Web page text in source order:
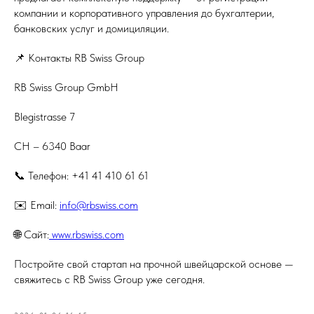
компании и корпоративного управления до бухгалтерии,
банковских услуг и домициляции.
📌 Контакты RB Swiss Group
RB Swiss Group GmbH
Blegistrasse 7
CH – 6340 Baar
📞 Телефон: +41 41 410 61 61
✉️ Email: info@rbswiss.com
🌐 Сайт: www.rbswiss.com
Постройте свой стартап на прочной швейцарской основе —
свяжитесь с RB Swiss Group уже сегодня.